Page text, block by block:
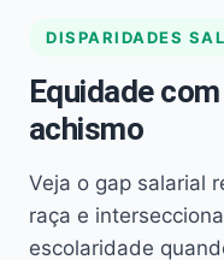
DISPARIDADES
Equidade
achismo
Veja o gap salarial
raça e
escolaridade